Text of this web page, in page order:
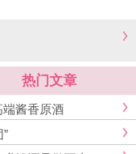
热门文章
酱香原酒